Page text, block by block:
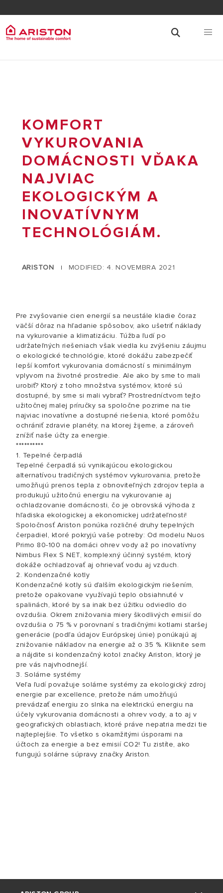
KOMFORT
VYKUROVANIA
DOMÁCNOSTI VĎAKA
NAJVIAC
EKOLOGICKÝM A
INOVATÍVNYM
TECHNOLÓGIÁM.
ARISTON | MODIFIED: 4. NOVEMBRA 2021
Pre zvyšovanie cien energií sa neustále kladie čoraz
väčší dôraz na hľadanie spôsobov, ako ušetriť náklady
na vykurovanie a klimatizáciu. Túžba ľudí po
udržateľných riešeniach však viedla ku zvýšeniu záujmu
o ekologické technológie, ktoré dokážu zabezpečiť
lepší komfort vykurovania domácností s minimálnym
vplyvom na životné prostredie. Ale ako by sme to mali
urobiť? Ktorý z toho množstva systémov, ktoré sú
dostupné, by sme si mali vybrať? Prostredníctvom tejto
užitočnej malej príručky sa spoločne pozrime na tie
najviac inovatívne a dostupné riešenia, ktoré pomôžu
ochrániť zdravie planéty, na ktorej žijeme, a zároveň
znížiť naše účty za energie.
**********
1. Tepelné čerpadlá
Tepelné čerpadlá sú vynikajúcou ekologickou
alternatívou tradičných systémov vykurovania, pretože
umožňujú prenos tepla z obnoviteľných zdrojov tepla a
produkujú užitočnú energiu na vykurovanie aj
ochladzovanie domácnosti, čo je obrovská výhoda z
hľadiska ekologickej a ekonomickej udržateľnosti!
Spoločnosť Ariston ponúka rozličné druhy tepelných
čerpadiel, ktoré pokryjú vaše potreby: Od modelu Nuos
Primo 80-100 na domáci ohrev vody až po inovatívny
Nimbus Flex S NET, komplexný účinný systém, ktorý
dokáže ochladzovať aj ohrievať vodu aj vzduch.
2. Kondenzačné kotly
Kondenzačné kotly sú ďalším ekologickým riešením,
pretože opakovane využívajú teplo obsiahnuté v
spalinách, ktoré by sa inak bez úžitku odviedlo do
ovzdušia. Okrem znižovania miery škodlivých emisií do
ovzdušia o 75 % v porovnaní s tradičnými kotlami staršej
generácie (podľa údajov Európskej únie) ponúkajú aj
znižovanie nákladov na energie až o 35 %. Kliknite sem
a nájdite si kondenzačný kotol značky Ariston, ktorý je
pre vás najvhodnejší.
3. Solárne systémy
Veľa ľudí považuje solárne systémy za ekologický zdroj
energie par excellence, pretože nám umožňujú
prevádzať energiu zo slnka na elektrickú energiu na
účely vykurovania domácnosti a ohrev vody, a to aj v
geografických oblastiach, ktoré práve nepatria medzi tie
najteplejšie. To všetko s okamžitými úsporami na
účtoch za energie a bez emisií CO2! Tu zistíte, ako
fungujú solárne súpravy značky Ariston.